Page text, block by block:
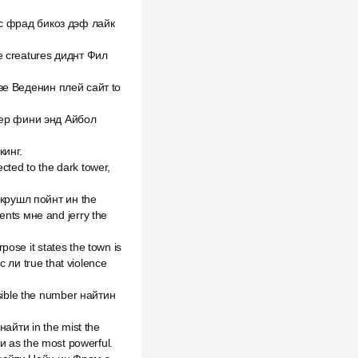
фрад бикоз дэф лайк
creatures диднт Фил
Веденин плей сайт to
фини энд Айбол
to the dark tower,
пойнт ин the
мне and jerry the
it states the town is
ли true that violence
the number найтин
in the mist the
as the most powerful.